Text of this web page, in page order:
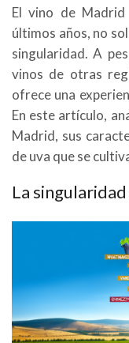
El vino de
últimos años, no
singularidad. A
vinos de otras
ofrece una
En este artículo,
Madrid, sus
de uva que se
La